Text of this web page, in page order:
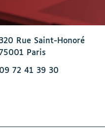
320 Rue Saint-Honoré
Paris
09 72 41 39 30